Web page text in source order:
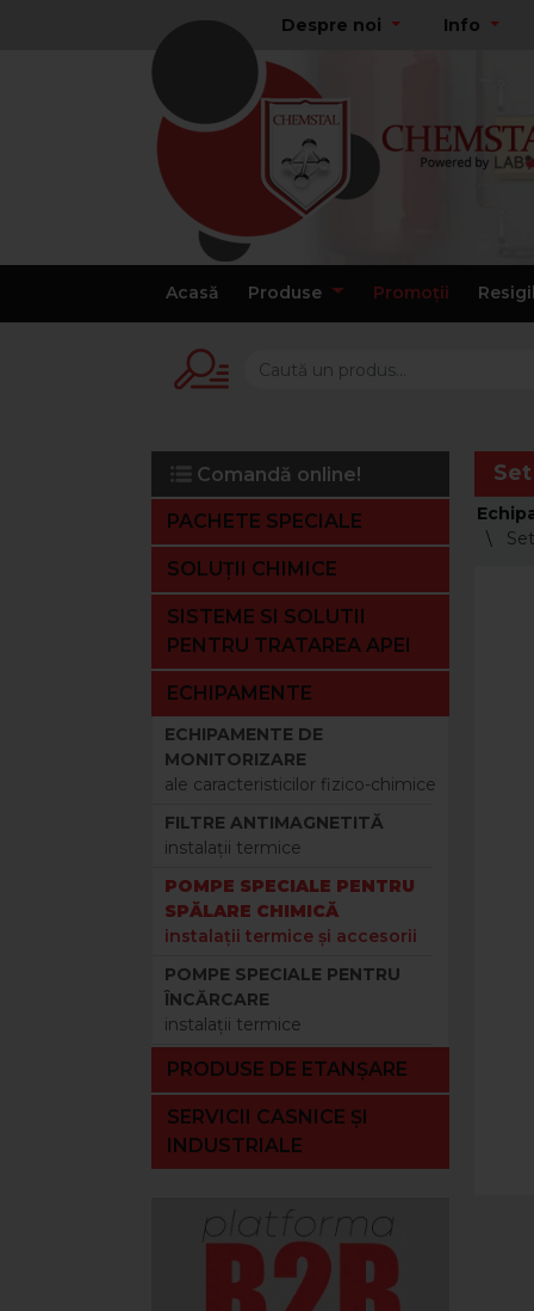
Despre noi Info
Acasă Produse Promoții
Comandă online!
PACHETE SPECIALE
SOLUȚII CHIMICE
SISTEME SI SOLUTII
PENTRU TRATAREA APEI
ECHIPAMENTE
ECHIPAMENTE DE
MONITORIZARE
ale caracteristicilor fizico-chimice
FILTRE ANTIMAGNETITĂ
instalaţii termice
POMPE SPECIALE PENTRU
SPĂLARE CHIMICĂ
instalaţii termice şi accesorii
POMPE SPECIALE PENTRU
ÎNCĂRCARE
instalaţii termice
PRODUSE DE ETANȘARE
SERVICII CASNICE ȘI
INDUSTRIALE